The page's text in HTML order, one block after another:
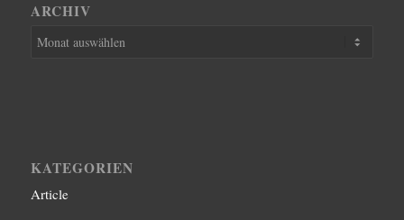
ARCHIV
KATEGORIEN
Article